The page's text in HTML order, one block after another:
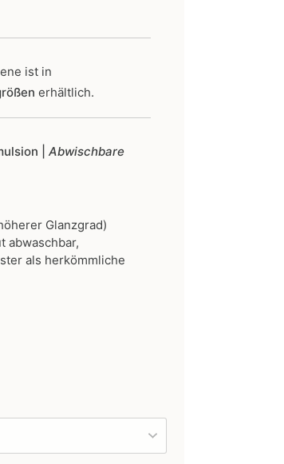
ist in
erhältlich.
| Abwischbare
Glanzgrad)
abwaschbar,
als herkömmliche